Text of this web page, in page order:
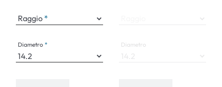
Raggio
Diametro Diametro